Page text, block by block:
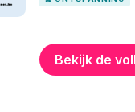
Bekijk de